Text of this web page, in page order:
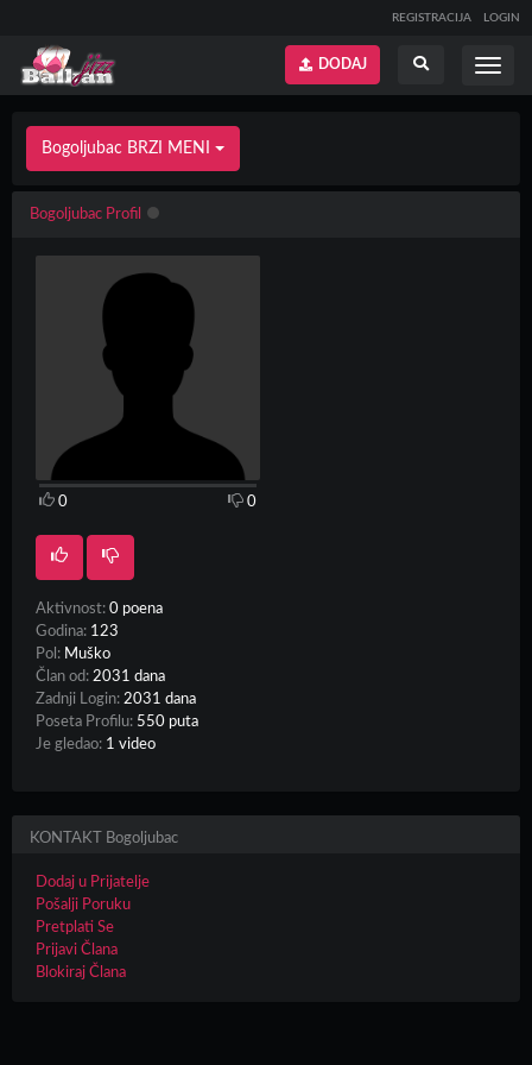
REGISTRACIJA LOGIN
Prikaži
DODAJ
Bogoljubac BRZI MENI
Bogoljubac Profil
0 0
Aktivnost: 0 poena
Godina: 123
Pol: Muško
Član od: 2031 dana
Zadnji Login: 2031 dana
Poseta Profilu: 550 puta
Je gledao: 1 video
KONTAKT Bogoljubac
Dodaj u Prijatelje
Pošalji Poruku
Pretplati Se
Prijavi Člana
Blokiraj Člana